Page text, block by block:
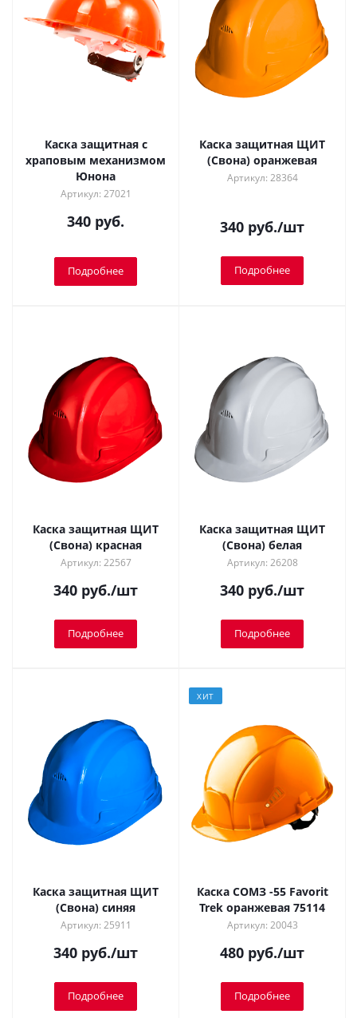
Каска защитная с
храповым механизмом
Юнона
Артикул: 27021
340 руб.
Подробнее
Каска защитная ЩИТ
(Свона) оранжевая
Артикул: 28364
340 руб./шт
Подробнее
Каска защитная ЩИТ
(Свона) красная
Артикул: 22567
340 руб./шт
Подробнее
Каска защитная ЩИТ
(Свона) белая
Артикул: 26208
340 руб./шт
Подробнее
Каска защитная ЩИТ
(Свона) синяя
Артикул: 25911
340 руб./шт
Подробнее
ХИТ
Каска СОМЗ -55 Favorit
Trek оранжевая 75114
Артикул: 20043
480 руб./шт
Подробнее